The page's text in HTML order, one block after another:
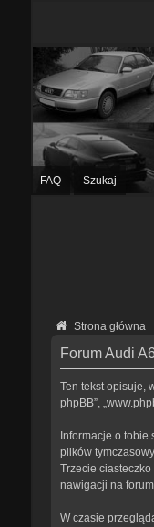
FAQ Szukaj
Strona główna
Forum Audi
Ten tekst opisuje,
phpBB”,
Informacje o tobie
plików
Trzecie ciasteczko
nawigacji na
W czasie